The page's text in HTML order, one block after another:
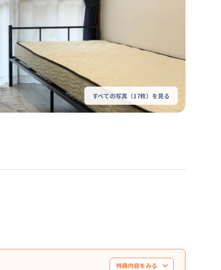
すべての写真（17枚）を見る
特典内容をみる